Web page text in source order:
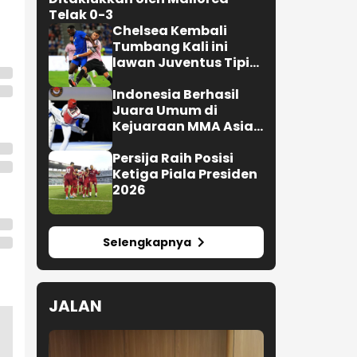
Telak 0-3
Chelsea Kembali
Tumbang Kali ini
lawan Juventus Tipis
Indonesia Berhasil
Juara Umum di
Kejuaraan MMA Asian
Persija Raih Posisi
Ketiga Piala Presiden
2026
Selengkapnya
JALAN